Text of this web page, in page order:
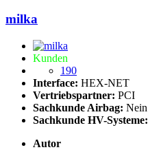
milka
Kunden
190
Interface: HEX-NET
Vertriebspartner: PCI
Sachkunde Airbag: Nein
Sachkunde HV-Systeme:
Autor